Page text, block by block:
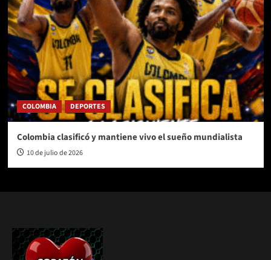
COLOMBIA DEPORTES
Colombia clasificó y mantiene vivo el sueño mundialista
10 de julio de 2026